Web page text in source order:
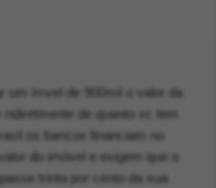
um imvel de 900mil o valor da
ndiretmente de quanto vc tem
os bancos financiam no
do imóvel e exigem que o
trinta por cento da sua